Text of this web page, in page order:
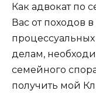
Как адвокат по
Вас от походов
делам,
семейного
получить мой